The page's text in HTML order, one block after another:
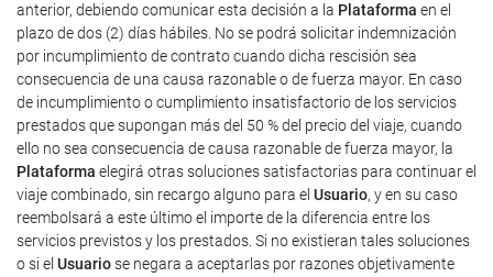
anterior, debiendo comunicar esta decisión a la Plataforma en el
plazo de dos (2) días hábiles. No se podrá solicitar indemnización
por incumplimiento de contrato cuando dicha rescisión sea
consecuencia de una causa razonable o de fuerza mayor. En caso
de incumplimiento o cumplimiento insatisfactorio de los servicios
prestados que supongan más del 50 % del precio del viaje, cuando
ello no sea consecuencia de causa razonable de fuerza mayor, la
Plataforma elegirá otras soluciones satisfactorias para continuar el
viaje combinado, sin recargo alguno para el Usuario, y en su caso
reembolsará a este último el importe de la diferencia entre los
servicios previstos y los prestados. Si no existieran tales soluciones
o si el Usuariose negara a aceptarlas por razones objetivamente